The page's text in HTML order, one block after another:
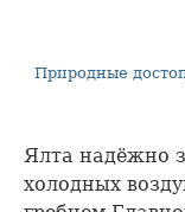
Природные
Ялта надёжно
холодных